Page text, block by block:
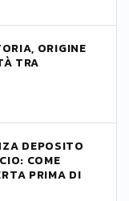
ORIGINE
TRA
DEPOSITO
COME
PRIMA DI